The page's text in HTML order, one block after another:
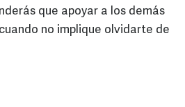
que apoyar a los demás
no implique olvidarte de